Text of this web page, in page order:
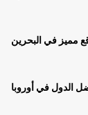
مميز في البحرين
الدول في أوروبا